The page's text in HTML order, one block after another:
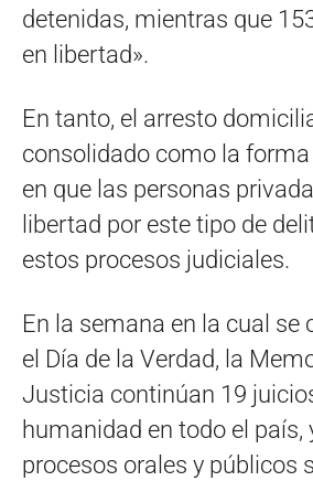
detenidas, mientras que
en libertad».
En tanto, el arresto
consolidado como la
en que las personas
libertad por este tipo de
estos procesos judiciales.
En la semana en la cual se
el Día de la Verdad, la
Justicia continúan 19
humanidad en todo el país,
procesos orales y públicos